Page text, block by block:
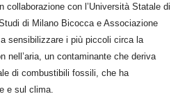
collaborazione con l’Università Statale di
di Milano Bicocca e Associazione
sensibilizzare i più piccoli circa la
nell’aria, un contaminante che deriva
di combustibili fossili, che ha
e sul clima.